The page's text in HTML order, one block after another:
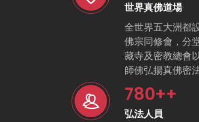
世界真佛道場
全世界五大洲都
佛宗同修會，分
藏寺及密教總會
師佛弘揚真佛密
780++
弘法人員